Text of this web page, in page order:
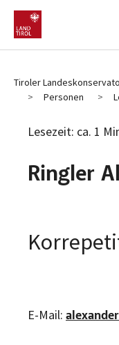
Zum Hauptinhalt
Zum Fußbereich
Tiroler
Personen
Lesezeit: ca. 1
Ringler
E-Mail: